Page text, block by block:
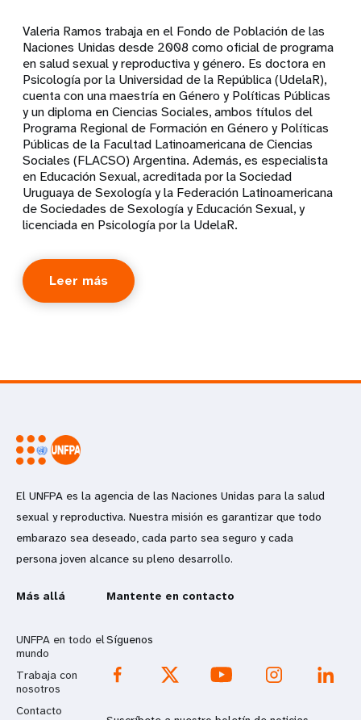
Valeria Ramos trabaja en el Fondo de Población de las
Naciones Unidas desde 2008 como oficial de programa
en salud sexual y reproductiva y género. Es doctora en
Psicología por la Universidad de la República (UdelaR),
cuenta con una maestría en Género y Políticas Públicas
y un diploma en Ciencias Sociales, ambos títulos del
Programa Regional de Formación en Género y Políticas
Públicas de la Facultad Latinoamericana de Ciencias
Sociales (FLACSO) Argentina. Además, es especialista
en Educación Sexual, acreditada por la Sociedad
Uruguaya de Sexología y la Federación Latinoamericana
de Sociedades de Sexología y Educación Sexual, y
licenciada en Psicología por la UdelaR.
Leer más
El UNFPA es la agencia de las Naciones Unidas para la salud
sexual y reproductiva. Nuestra misión es garantizar que todo
embarazo sea deseado, cada parto sea seguro y cada
persona joven alcance su pleno desarrollo.
Más allá
UNFPA en todo el
mundo
Trabaja con
nosotros
Contacto
Mantente en contacto
Síguenos